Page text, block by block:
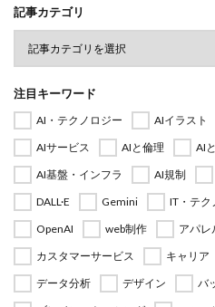
記事カテゴリ
注目キーワード
AI・テクノロジー AIイラスト
AIサービス
AIと倫理 AI
AI基盤・インフラ
AI規制
DALL·E
Gemini IT・テク
OpenAI
web制作 アパレ
カスタマーサービス
キャリア
データ分析
デザイン
バ